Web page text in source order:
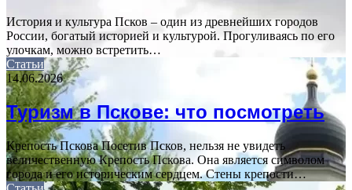
История и культура Псков – один из древнейших городов
России, богатый историей и культурой. Прогуливаясь по его
улочкам, можно встретить…
Статьи
14.06.2026
Туризм в Пскове: что посмотреть
Крепость Пскова Посетив Псков, нельзя не увидеть
величественную Крепость Пскова. Она является символом
города и его историческим сердцем. Стены крепости…